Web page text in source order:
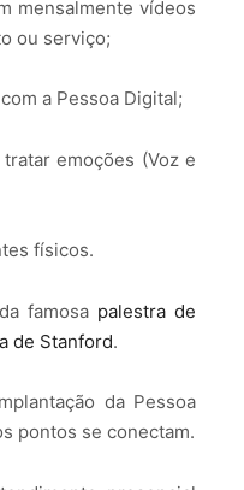
mensalmente vídeos
ou serviço;
a Pessoa Digital;
emoções (Voz e
físicos.
famosa palestra de
de Stanford.
da Pessoa
pontos se conectam.